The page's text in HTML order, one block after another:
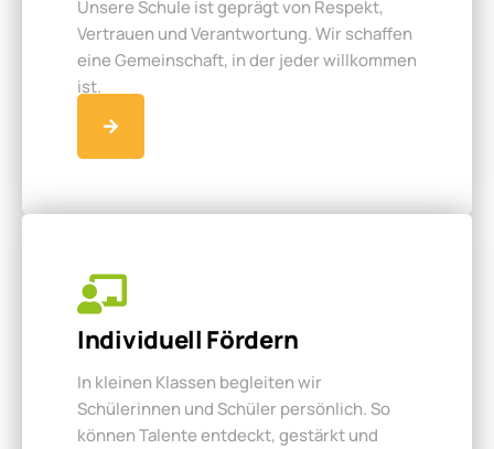
Unsere Schule ist geprägt von Respekt,
Vertrauen und Verantwortung. Wir schaffen
eine Gemeinschaft, in der jeder willkommen
ist.
Individuell Fördern
In kleinen Klassen begleiten wir
Schülerinnen und Schüler persönlich. So
können Talente entdeckt, gestärkt und